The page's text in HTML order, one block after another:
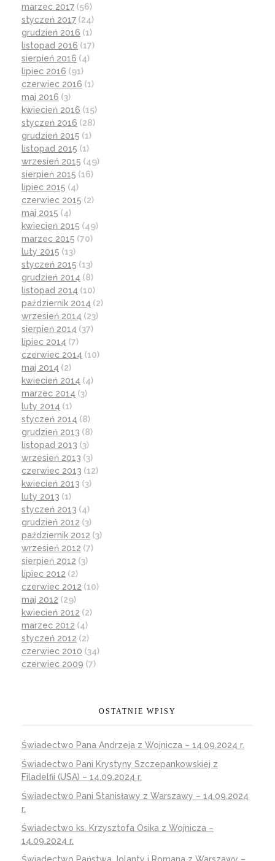
marzec 2017 (56)
styczeń 2017 (24)
grudzień 2016 (1)
listopad 2016 (17)
sierpień 2016 (4)
lipiec 2016 (91)
czerwiec 2016 (1)
maj 2016 (3)
kwiecień 2016 (15)
styczeń 2016 (28)
grudzień 2015 (1)
listopad 2015 (1)
wrzesień 2015 (49)
sierpień 2015 (16)
lipiec 2015 (4)
czerwiec 2015 (2)
maj 2015 (4)
kwiecień 2015 (49)
marzec 2015 (70)
luty 2015 (13)
styczeń 2015 (13)
grudzień 2014 (8)
listopad 2014 (10)
październik 2014 (2)
wrzesień 2014 (23)
sierpień 2014 (37)
lipiec 2014 (7)
czerwiec 2014 (10)
maj 2014 (2)
kwiecień 2014 (4)
marzec 2014 (3)
luty 2014 (1)
styczeń 2014 (8)
grudzień 2013 (8)
listopad 2013 (3)
wrzesień 2013 (3)
czerwiec 2013 (12)
kwiecień 2013 (3)
luty 2013 (1)
styczeń 2013 (4)
grudzień 2012 (3)
październik 2012 (3)
wrzesień 2012 (7)
sierpień 2012 (3)
lipiec 2012 (2)
czerwiec 2012 (10)
maj 2012 (29)
kwiecień 2012 (2)
marzec 2012 (4)
styczeń 2012 (2)
czerwiec 2010 (34)
czerwiec 2009 (7)
OSTATNIE WPISY
Świadectwo Pana Andrzeja z Wojnicza – 14.09.2024 r.
Świadectwo Pani Krystyny Szczepankowskiej z
Filadelfii (USA) – 14.09.2024 r.
Świadectwo Pani Stanisławy z Warszawy – 14.09.2024
r.
Świadectwo ks. Krzysztofa Osika z Wojnicza –
14.09.2024 r.